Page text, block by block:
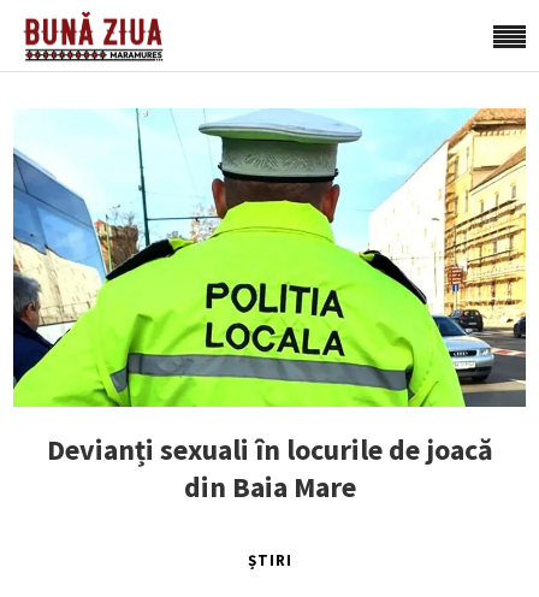
Devianți sexuali în locurile de joacă
din Baia Mare
ȘTIRI